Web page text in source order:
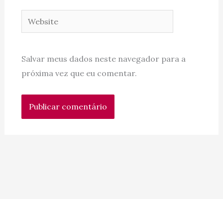
Website
Salvar meus dados neste navegador para a
próxima vez que eu comentar.